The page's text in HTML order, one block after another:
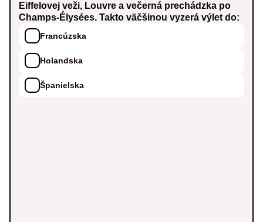
Eiffelovej veži, Louvre a večerná prechádzka po
Champs-Élysées. Takto väčšinou vyzerá výlet do:
Francúzska
Holandska
Španielska